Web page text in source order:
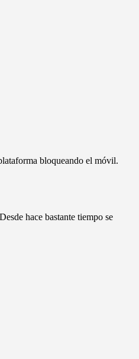
bloqueando el móvil.
hace bastante tiempo se